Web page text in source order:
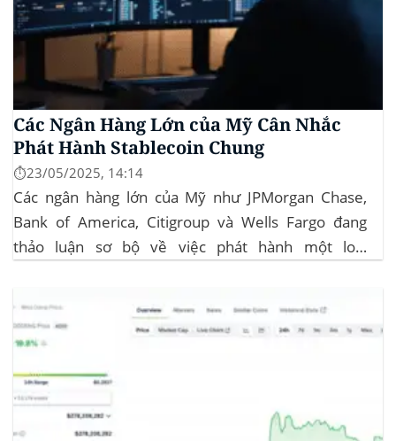
Các Ngân Hàng Lớn của Mỹ Cân Nhắc
Phát Hành Stablecoin Chung
⏱️23/05/2025, 14:14
Các ngân hàng lớn của Mỹ như JPMorgan Chase,
Bank of America, Citigroup và Wells Fargo đang
thảo luận sơ bộ về việc phát hành một loại
tiền điện tử. Các...